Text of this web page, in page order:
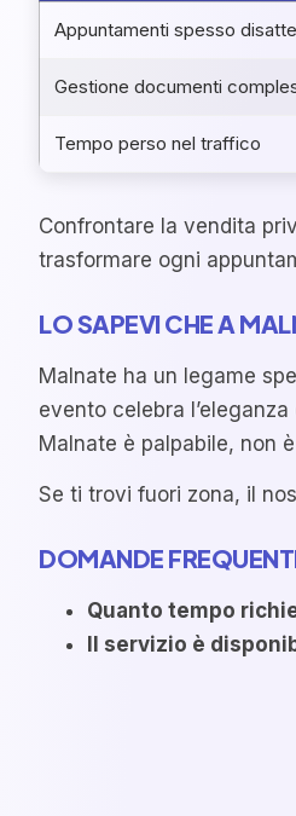
Appuntamenti spesso
Gestione documenti
Tempo perso nel traffico
Confrontare la vendita
trasformare ogni
LO SAPEVI CHE A
Malnate ha un legame
evento celebra
Malnate è palpabile, non
Se ti trovi fuori zona, il
DOMANDE
Quanto tempo
Il servizio è